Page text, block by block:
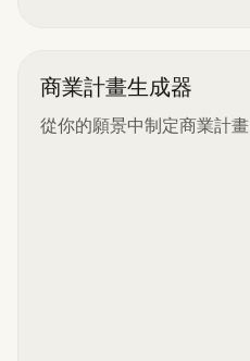
商業計畫生成器
從你的願景中制定商業計畫